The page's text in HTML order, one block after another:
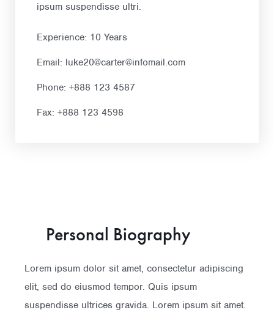
ipsum suspendisse ultri.
Experience: 10 Years
Email: luke20@carter@infomail.com
Phone: +888 123 4587
Fax: +888 123 4598
Personal Biography
Lorem ipsum dolor sit amet, consectetur adipiscing
elit, sed do eiusmod tempor. Quis ipsum
suspendisse ultrices gravida. Lorem ipsum sit amet.